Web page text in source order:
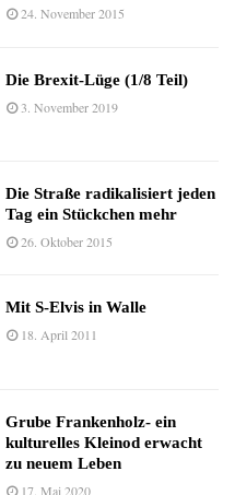
24. November 2015
Die Brexit-Lüge (1/8 Teil)
3. November 2019
Die Straße radikalisiert jeden
Tag ein Stückchen mehr
26. Oktober 2015
Mit S-Elvis in Walle
18. April 2011
Grube Frankenholz- ein
kulturelles Kleinod erwacht
zu neuem Leben
17. Mai 2020